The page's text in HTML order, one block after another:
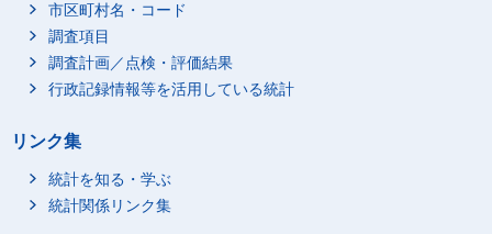
市区町村名・コード
調査項目
調査計画／点検・評価結果
行政記録情報等を活用している統計
リンク集
統計を知る・学ぶ
統計関係リンク集